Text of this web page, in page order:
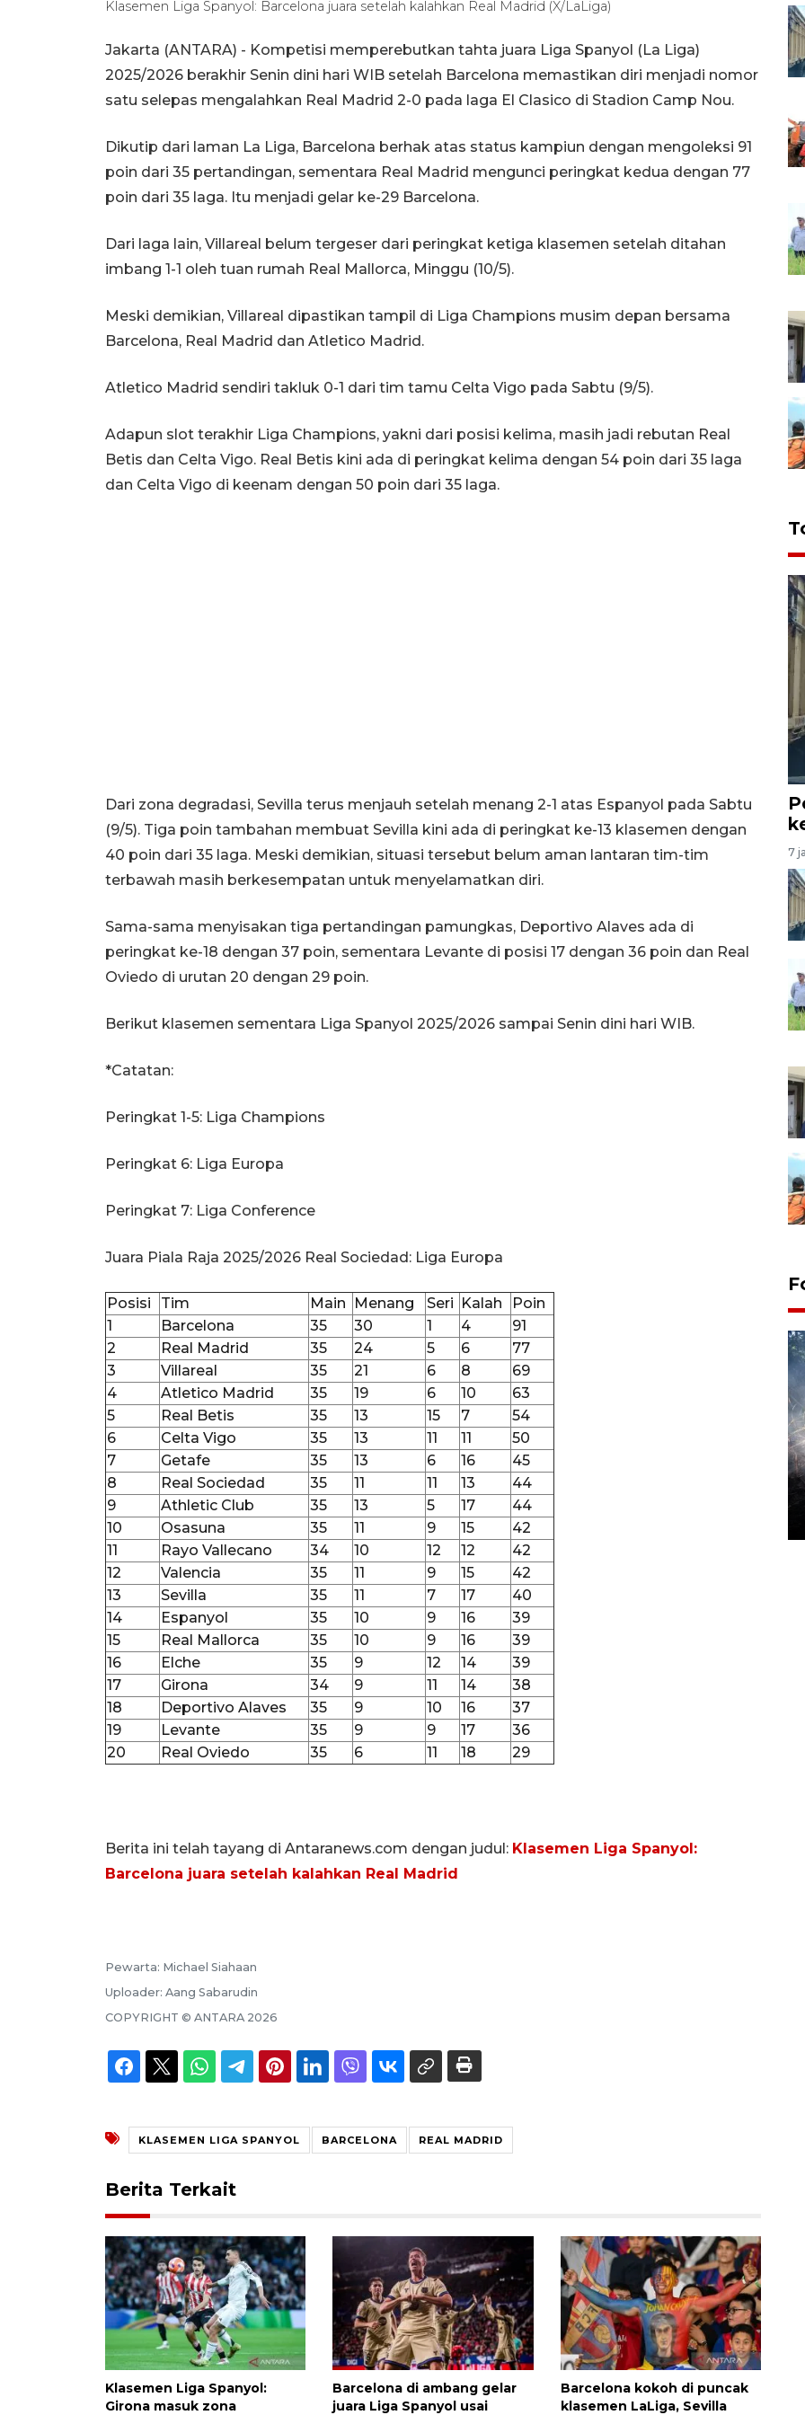
Klasemen Liga Spanyol: Barcelona juara setelah kalahkan Real Madrid (X/LaLiga)
Jakarta (ANTARA) - Kompetisi memperebutkan tahta juara Liga Spanyol (La Liga)
2025/2026 berakhir Senin dini hari WIB setelah Barcelona memastikan diri menjadi nomor
satu selepas mengalahkan Real Madrid 2-0 pada laga El Clasico di Stadion Camp Nou.
Dikutip dari laman La Liga, Barcelona berhak atas status kampiun dengan mengoleksi 91
poin dari 35 pertandingan, sementara Real Madrid mengunci peringkat kedua dengan 77
poin dari 35 laga. Itu menjadi gelar ke-29 Barcelona.
Dari laga lain, Villareal belum tergeser dari peringkat ketiga klasemen setelah ditahan
imbang 1-1 oleh tuan rumah Real Mallorca, Minggu (10/5).
Meski demikian, Villareal dipastikan tampil di Liga Champions musim depan bersama
Barcelona, Real Madrid dan Atletico Madrid.
Atletico Madrid sendiri takluk 0-1 dari tim tamu Celta Vigo pada Sabtu (9/5).
Adapun slot terakhir Liga Champions, yakni dari posisi kelima, masih jadi rebutan Real
Betis dan Celta Vigo. Real Betis kini ada di peringkat kelima dengan 54 poin dari 35 laga
dan Celta Vigo di keenam dengan 50 poin dari 35 laga.
Dari zona degradasi, Sevilla terus menjauh setelah menang 2-1 atas Espanyol pada Sabtu
(9/5). Tiga poin tambahan membuat Sevilla kini ada di peringkat ke-13 klasemen dengan
40 poin dari 35 laga. Meski demikian, situasi tersebut belum aman lantaran tim-tim
terbawah masih berkesempatan untuk menyelamatkan diri.
Sama-sama menyisakan tiga pertandingan pamungkas, Deportivo Alaves ada di
peringkat ke-18 dengan 37 poin, sementara Levante di posisi 17 dengan 36 poin dan Real
Oviedo di urutan 20 dengan 29 poin.
Berikut klasemen sementara Liga Spanyol 2025/2026 sampai Senin dini hari WIB.
*Catatan:
Peringkat 1-5: Liga Champions
Peringkat 6: Liga Europa
Peringkat 7: Liga Conference
Juara Piala Raja 2025/2026 Real Sociedad: Liga Europa
Posisi Tim Main Menang Seri Kalah
Poin
1
Barcelona 35 30 1 4
91
2
Real Madrid 35 24 5 6
77
3
Villareal 35 21 6 8
69
4
Atletico Madrid 35 19 6 10
63
5
Real Betis 35 13 15 7
54
6
Celta Vigo 35 13 11 11
50
7
Getafe 35 13 6 16
45
8
Real Sociedad 35 11 11 13
44
9
Athletic Club 35 13 5 17
44
10
Osasuna 35 11 9 15
42
11
Rayo Vallecano 34 10 12 12
42
12
Valencia 35 11 9 15
42
13
Sevilla 35 11 7 17
40
14
Espanyol 35 10 9 16
39
15
Real Mallorca 35 10 9 16
39
16
Elche 35 9 12 14
39
17
Girona 34 9 11 14
38
18
Deportivo Alaves 35 9 10 16
37
19
Levante 35 9 9 17
36
20
Real Oviedo 35 6 11 18 29
Berita ini telah tayang di Antaranews.com dengan judul: Klasemen Liga Spanyol:
Barcelona juara setelah kalahkan Real Madrid
Pewarta: Michael Siahaan
Uploader: Aang Sabarudin
COPYRIGHT © ANTARA 2026
KLASEMEN LIGA SPANYOL BARCELONA REAL MADRID
Berita Terkait
Klasemen Liga Spanyol:
Girona masuk zona
Barcelona di ambang gelar
juara Liga Spanyol usai
Barcelona kokoh di puncak
klasemen LaLiga, Sevilla
7
Alokasi anggaran untuk bibit
kopi arabika Gayo
15 June 2026 11:15 WIB